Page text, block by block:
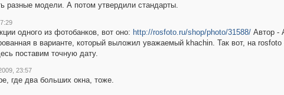
разные модели. А потом утвердили стандарты.
одного из фотобанков, вот оно: http://rosfoto.ru/shop/photo/31588/Автор -
в варианте, который выложил уважаемый khachin. Так вот, на
поставим точную дату.
23:57
где два больших окна, тоже.